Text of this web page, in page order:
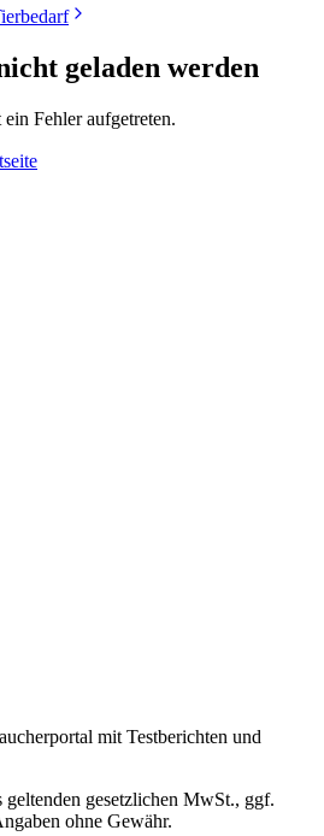
geladen werden
Fehler aufgetreten.
mit Testberichten und
gesetzlichen MwSt., ggf.
ohne Gewähr.